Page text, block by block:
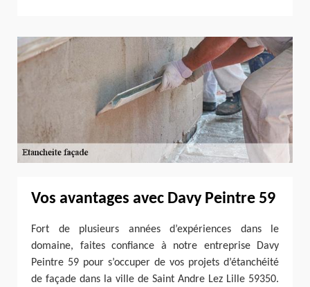
Vos avantages avec Davy Peintre 59
Fort de plusieurs années d’expériences dans le
domaine, faites confiance à notre entreprise Davy
Peintre 59 pour s’occuper de vos projets d’étanchéité
de façade dans la ville de Saint Andre Lez Lille 59350.